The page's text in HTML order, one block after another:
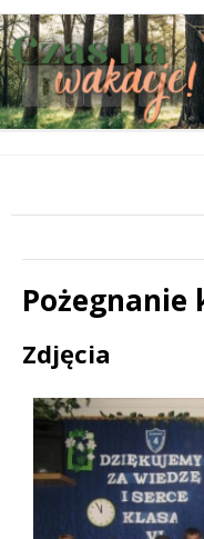
Poprzedni
❚❚
Pożegnanie
Treść
Zdjęcia